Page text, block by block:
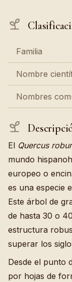
Familia
Nombre
Nombres
El Quercus robur
mundo
europeo o
es una especie
Este árbol de
de hasta 30 o
estructura
superar los
Desde el punto
por hojas de